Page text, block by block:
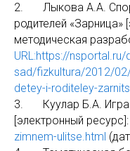
2. Лыкова А.А.
родителей «Зарница»
методическая
URL:https://nsportal.ru/
sad/fizkultura/2012/
detey-i-roditeley-
3. Куулар Б.А. Игра
[электронный ресурс]:
zimnem-ulitse.html